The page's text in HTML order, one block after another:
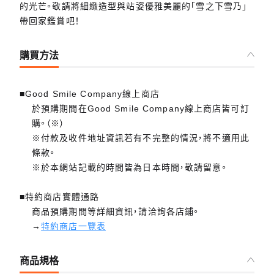
的光芒。敬請將細緻造型與站姿優雅美麗的「雪之下雪乃」
帶回家鑑賞吧！
購買方法
■Good Smile Company線上商店
於預購期間在Good Smile Company線上商店皆可訂
購。（※）
※付款及收件地址資訊若有不完整的情況，將不適用此
條款。
※於本網站記載的時間皆為日本時間，敬請留意。
■特約商店實體通路
商品預購期間等詳細資訊，請洽詢各店鋪。
→特約商店一覽表
商品規格